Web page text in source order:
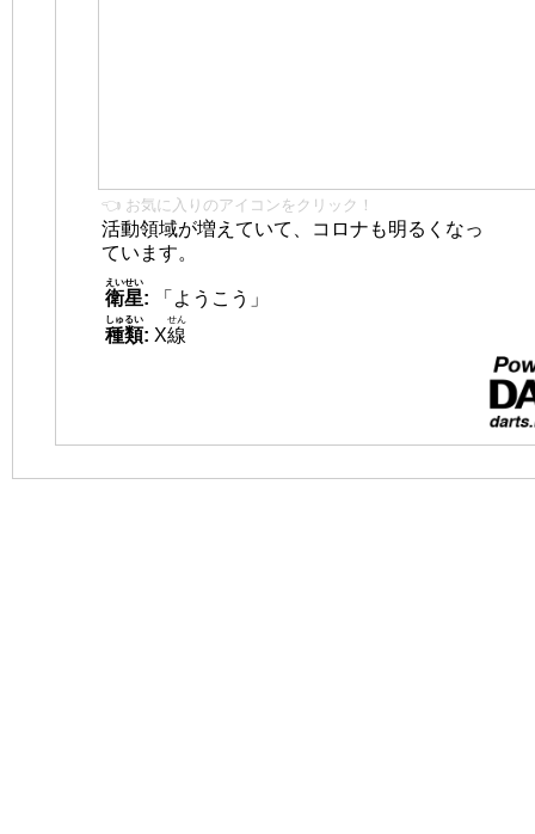
👈 お気に入りのアイコンをクリック！
活動領域が増えていて、コロナも明るくなっ
ています。
衛星
えいせい
:
「ようこう」
種類
しゅるい
: X線
せん